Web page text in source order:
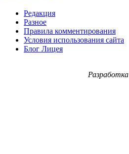
Редакция
Разное
Правила комментирования
Условия использования сайта
Блог Лицея
Разработка